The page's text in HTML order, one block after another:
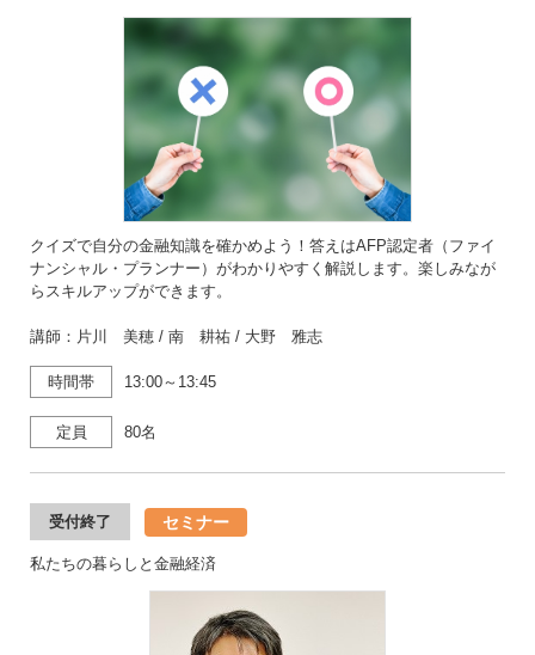
クイズで自分の金融知識を確かめよう！答えはAFP認定者（ファイ
ナンシャル・プランナー）がわかりやすく解説します。楽しみなが
らスキルアップができます。
講師：片川 美穂 / 南 耕祐 / 大野 雅志
時間帯 13:00～13:45
定員 80名
受付終了 セミナー
私たちの暮らしと金融経済